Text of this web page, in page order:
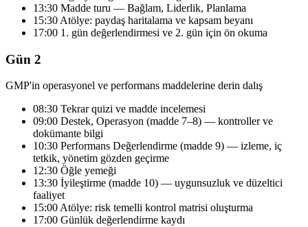
13:30 Madde turu — Bağlam, Liderlik, Planlama
15:30 Atölye: paydaş haritalama ve kapsam beyanı
17:00 1. gün değerlendirmesi ve 2. gün için ön okuma
Gün 2
GMP'in operasyonel ve performans maddelerine derin dalış
08:30 Tekrar quizi ve madde incelemesi
09:00 Destek, Operasyon (madde 7–8) — kontroller ve
dokümante bilgi
10:30 Performans Değerlendirme (madde 9) — izleme, iç
tetkik, yönetim gözden geçirme
12:30 Öğle yemeği
13:30 İyileştirme (madde 10) — uygunsuzluk ve düzeltici
faaliyet
15:00 Atölye: risk temelli kontrol matrisi oluşturma
17:00 Günlük değerlendirme kaydı